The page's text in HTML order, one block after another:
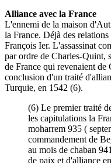
Alliance avec la France
L'ennemi de la maison
la France. Déjà des
François Ier. L'assassinat
par ordre de Charles-Quint,
de France qui revenaient de
conclusion d'un traité
Turquie, en 1542 (6).
(6) Le premier traité
les capitulations la
moharrem 935 (
commandement de
au mois de chaban
de paix et d'alliance